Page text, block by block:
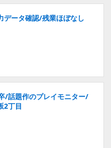
データ確認/残業ほぼなし
/話題作のプレイモニター/
2丁目